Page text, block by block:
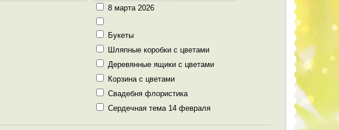
8 марта 2026
Букеты
Шляпные коробки с цветами
Деревянные ящики с цветами
Корзина с цветами
Свадебня флористика
Сердечная тема 14 февраля